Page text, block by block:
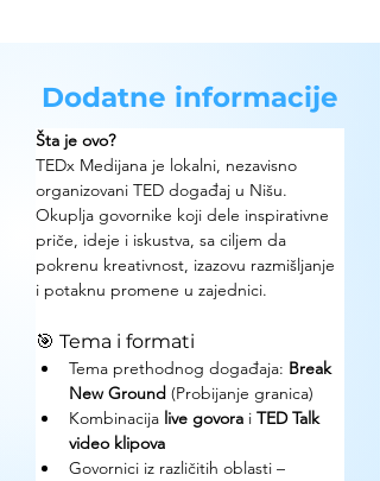
Dodatne informacije
Šta je ovo?
TEDx Medijana je lokalni, nezavisno
organizovani TED događaj u Nišu.
Okuplja govornike koji dele inspirativne
priče, ideje i iskustva, sa ciljem da
pokrenu kreativnost, izazovu razmišljanje
i potaknu promene u zajednici.
🎯 Tema i formati
Tema prethodnog događaja: Break
New Ground (Probijanje granica)
Kombinacija live govora i TED Talk
video klipova
Govornici iz različitih oblasti –